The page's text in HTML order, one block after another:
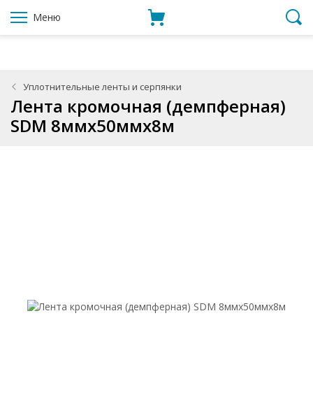
Меню
Уплотнительные ленты и серпянки
Лента кромочная (демпферная)
SDM 8ммx50ммx8м